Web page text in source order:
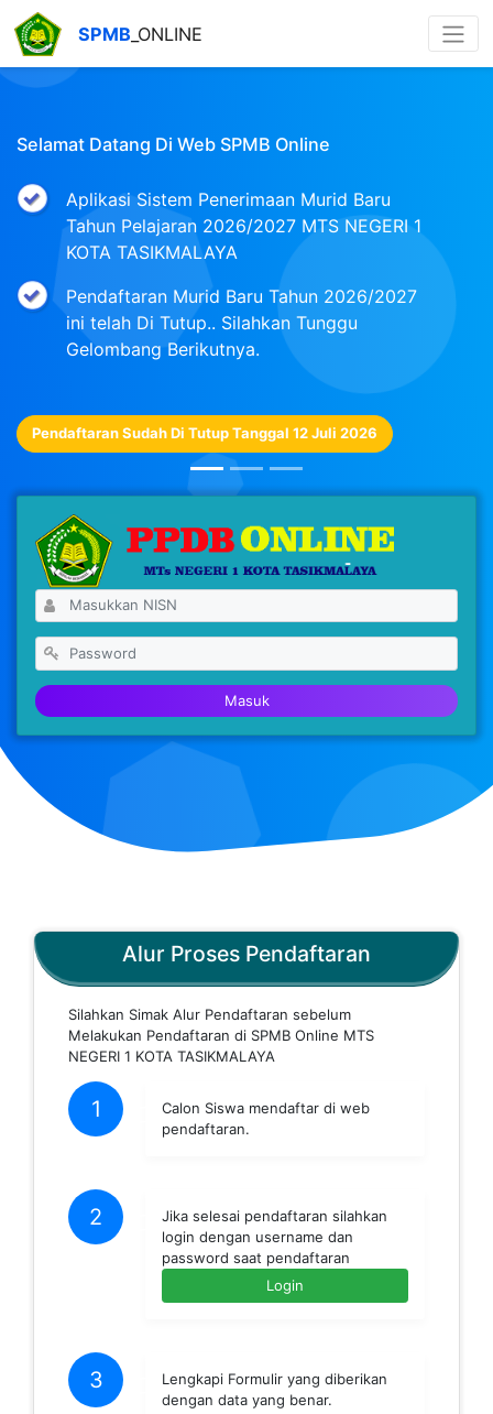
SPMB _ONLINE
Selamat Datang Di Web SPMB Online
Aplikasi Sistem Penerimaan Murid Baru
Tahun Pelajaran 2026/2027 MTS NEGERI 1
KOTA TASIKMALAYA
Pendaftaran Murid Baru Tahun 2026/2027
ini telah Di Tutup.. Silahkan Tunggu
Gelombang Berikutnya.
Pendaftaran Sudah Di Tutup Tanggal 12 Juli 2026
Masuk
Alur Proses Pendaftaran
Silahkan Simak Alur Pendaftaran sebelum
Melakukan Pendaftaran di SPMB Online MTS
NEGERI 1 KOTA TASIKMALAYA
1
Calon Siswa mendaftar di web
pendaftaran.
2
Jika selesai pendaftaran silahkan
login dengan username dan
password saat pendaftaran
Login
3
Lengkapi Formulir yang diberikan
dengan data yang benar.